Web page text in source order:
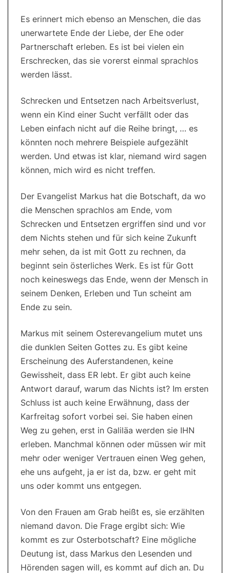
Es erinnert mich ebenso an Menschen, die das
unerwartete Ende der Liebe, der Ehe oder
Partnerschaft erleben. Es ist bei vielen ein
Erschrecken, das sie vorerst einmal sprachlos
werden lässt.
Schrecken und Entsetzen nach Arbeitsverlust,
wenn ein Kind einer Sucht verfällt oder das
Leben einfach nicht auf die Reihe bringt, … es
könnten noch mehrere Beispiele aufgezählt
werden. Und etwas ist klar, niemand wird sagen
können, mich wird es nicht treffen.
Der Evangelist Markus hat die Botschaft, da wo
die Menschen sprachlos am Ende, vom
Schrecken und Entsetzen ergriffen sind und vor
dem Nichts stehen und für sich keine Zukunft
mehr sehen, da ist mit Gott zu rechnen, da
beginnt sein österliches Werk. Es ist für Gott
noch keineswegs das Ende, wenn der Mensch in
seinem Denken, Erleben und Tun scheint am
Ende zu sein.
Markus mit seinem Osterevangelium mutet uns
die dunklen Seiten Gottes zu. Es gibt keine
Erscheinung des Auferstandenen, keine
Gewissheit, dass ER lebt. Er gibt auch keine
Antwort darauf, warum das Nichts ist? Im ersten
Schluss ist auch keine Erwähnung, dass der
Karfreitag sofort vorbei sei. Sie haben einen
Weg zu gehen, erst in Galiläa werden sie IHN
erleben. Manchmal können oder müssen wir mit
mehr oder weniger Vertrauen einen Weg gehen,
ehe uns aufgeht, ja er ist da, bzw. er geht mit
uns oder kommt uns entgegen.
Von den Frauen am Grab heißt es, sie erzählten
niemand davon. Die Frage ergibt sich: Wie
kommt es zur Osterbotschaft? Eine mögliche
Deutung ist, dass Markus den Lesenden und
Hörenden sagen will, es kommt auf dich an. Du